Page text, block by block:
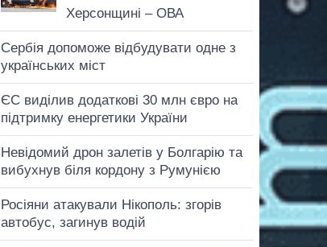
Херсонщині – ОВА
Сербія допоможе відбудувати одне з
українських міст
ЄС виділив додаткові 30 млн євро на
підтримку енергетики України
Невідомий дрон залетів у Болгарію та
вибухнув біля кордону з Румунією
Росіяни атакували Нікополь: згорів
автобус, загинув водій